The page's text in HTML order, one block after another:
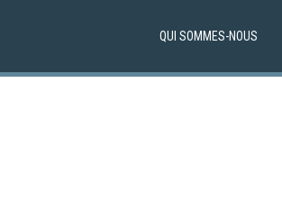
QUI SOMMES-NOUS